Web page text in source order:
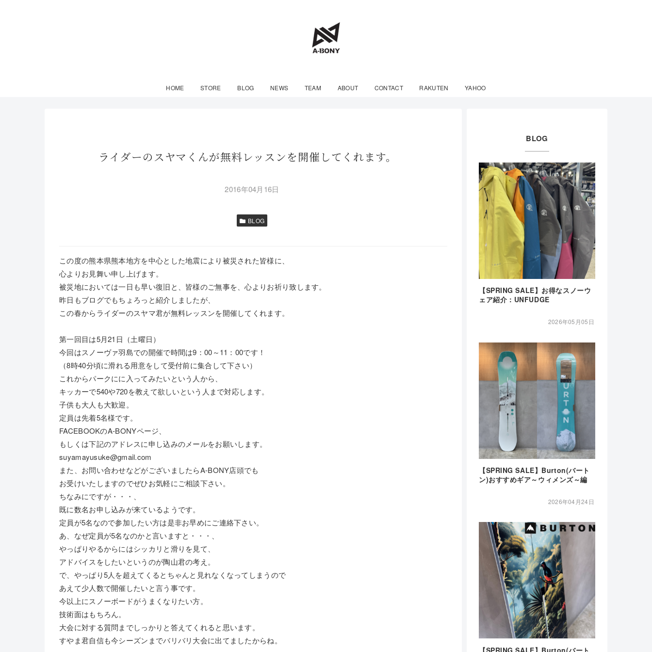
HOME STORE BLOG NEWS TEAM ABOUT CONTACT RAKUTEN YAHOO
ライダーのスヤマくんが無料レッスンを開催してくれます。
2016年04月16日
BLOG
この度の熊本県熊本地方を中心とした地震により被災された皆様に、
心よりお見舞い申し上げます。
被災地においては一日も早い復旧と、皆様のご無事を、心よりお祈り致します。
昨日もブログでもちょろっと紹介しましたが、
この春からライダーのスヤマ君が無料レッスンを開催してくれます。
第一回目は5月21日（土曜日）
今回はスノーヴァ羽島での開催で時間は9：00～11：00です！
（8時40分頃に滑れる用意をして受付前に集合して下さい）
これからパークにに入ってみたいという人から、
キッカーで540や720を教えて欲しいという人まで対応します。
子供も大人も大歓迎。
定員は先着5名様です。
FACEBOOKのA-BONYページ、
もしくは下記のアドレスに申し込みのメールをお願いします。
suyamayusuke@gmail.com
また、お問い合わせなどがございましたらA-BONY店頭でも
お受けいたしますのでぜひお気軽にご相談下さい。
ちなみにですが・・・、
既に数名お申し込みが来ているようです。
定員が5名なので参加したい方は是非お早めにご連絡下さい。
あ、なぜ定員が5名なのかと言いますと・・・、
やっぱりやるからにはシッカリと滑りを見て、
アドバイスをしたいというのが陶山君の考え。
で、やっぱり5人を超えてくるとちゃんと見れなくなってしまうので
あえて少人数で開催したいと言う事です。
今以上にスノーボードがうまくなりたい方。
技術面はもちろん。
大会に対する質問までしっかりと答えてくれると思います。
すやま君自信も今シーズンまでバリバリ大会に出てましたからね。
BLOG
【SPRING SALE】お得なスノーウ
ェア紹介：UNFUDGE
2026年05月05日
【SPRING SALE】Burton(バート
ン)おすすめギア～ウィメンズ～編
2026年04月24日
【SPRING SALE】Burton(バート